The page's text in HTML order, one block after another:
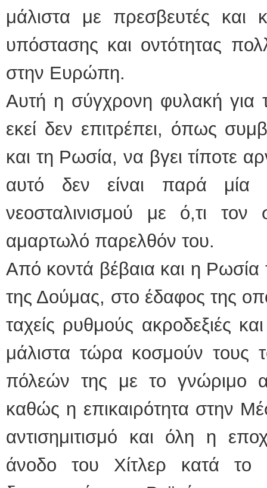
μάλιστα με πρεσβευτές και
υπόστασης και οντότητας
στην Ευρώπη.
Αυτή η σύγχρονη φυλακή
εκεί δεν επιτρέπει, όπως
και τη Ρωσία, να βγει τίποτε
αυτό δεν είναι παρά
νεοσταλινισμού με ό,τι
αμαρτωλό παρελθόν του.
Από κοντά βέβαια και η Ρωσία
της Δούμας, στο έδαφος της
ταχείς ρυθμούς ακροδεξιές
μάλιστα τώρα κοσμούν τους
πόλεών της με το γνώριμο
καθώς η επικαιρότητα στην
αντισημιτισμό και όλη η
άνοδο του Χίτλερ κατά το